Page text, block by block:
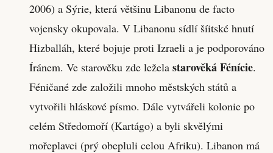
2006) a Sýrie, která většinu Libanonu de facto
vojensky okupovala. V Libanonu sídlí šíitské hnutí
Hizballáh, které bojuje proti Izraeli a je podporováno
Íránem. Ve starověku zde ležela starověká Fénície.
Féničané zde založili mnoho městských států a
vytvořili hláskové písmo. Dále vytvářeli kolonie po
celém Středomoří (Kartágo) a byli skvělými
mořeplavci (prý obepluli celou Afriku). Libanon má